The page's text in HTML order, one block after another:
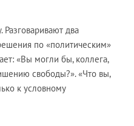
Разговаривают два
по «политическим»
«Вы могли бы, коллега,
свободы?». «Что вы,
к условному